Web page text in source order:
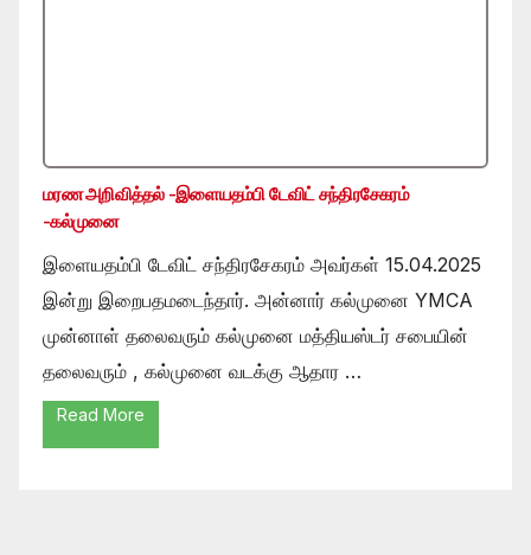
மரண அறிவித்தல் -இளையதம்பி டேவிட் சந்திரசேகரம்
-கல்முனை
இளையதம்பி டேவிட் சந்திரசேகரம் அவர்கள் 15.04.2025
இன்று இறைபதமடைந்தார். அன்னார் கல்முனை YMCA
முன்னாள் தலைவரும் கல்முனை மத்தியஸ்டர் சபையின்
தலைவரும் , கல்முனை வடக்கு ஆதார …
Read More